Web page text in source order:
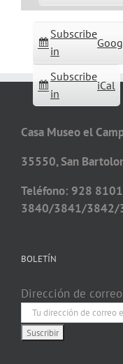
Subscribe
in
Subscribe
in
iCal
Casa Museo el
35550, San
Teléfono: 928
3840/3841/3842/
BOLETÍN
Dirección de